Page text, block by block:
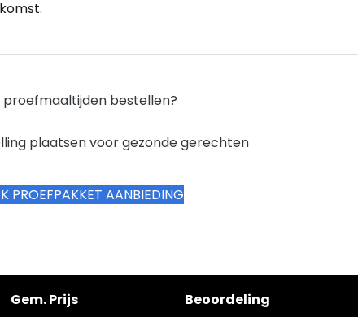
proefmaaltijden bestellen?
plaatsen voor gezonde gerechten
PROEFPAKKET AANBIEDING
Gem. Prijs Beoordeling